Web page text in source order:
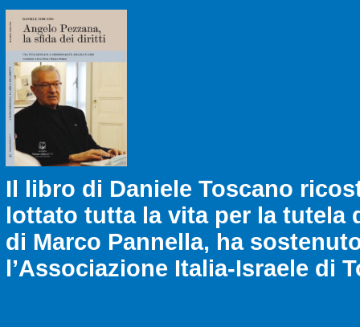
Il libro di Daniele Toscano
lottato tutta la vita per la tutela
di Marco Pannella, ha
l’Associazione Italia-Israele di